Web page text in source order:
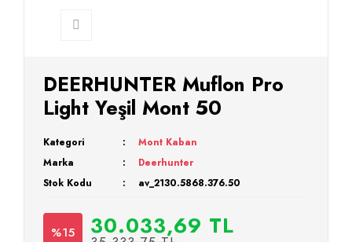
DEERHUNTER Muflon Pro
Light Yeşil Mont 50
Kategori
Mont Kaban
Marka
Deerhunter
Stok Kodu
av_2130.5868.376.50
%15 30.033,69 TL